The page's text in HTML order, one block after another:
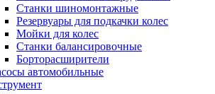
Станки шиномонтажные
Резервуары для подкачки колес
Мойки для колес
Станки балансировочные
Борторасширители
автомобильные